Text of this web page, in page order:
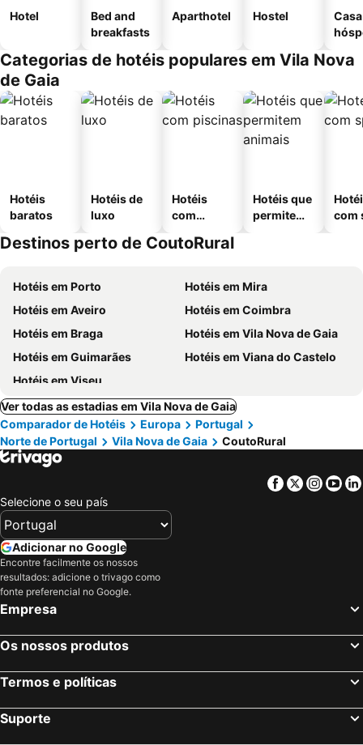
Hotel
Bed and
breakfasts
Aparthotel Hostel
Categorias de hotéis populares em Vila Nova
de Gaia
Hotéis
baratos
Hotéis de
luxo
Hotéis
com
Hotéis que
permitem
com
Destinos perto de CoutoRural
Hotéis em Porto
Hotéis em Mira
Hotéis em Aveiro
Hotéis em Coimbra
Hotéis em Braga
Hotéis em Vila Nova de Gaia
Hotéis em Guimarães
Hotéis em Viana do Castelo
Hotéis em Viseu
Ver todas as estadias em Vila Nova de Gaia
Comparador de Hotéis
Europa
Portugal
Norte de Portugal
Vila Nova de Gaia CoutoRural
Facebook
Twitter
Selecione o seu país
Adicionar no Google
Encontre facilmente os nossos
resultados: adicione o trivago como
fonte preferencial no Google.
Empresa
Os nossos produtos
Termos e políticas
Suporte